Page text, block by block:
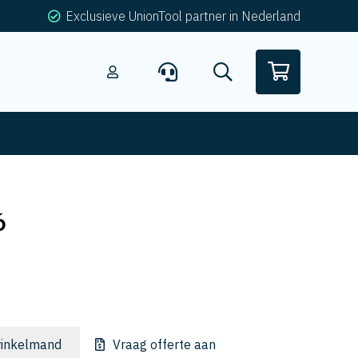
Exclusieve UnionTool partner in Nederland
Vraag offerte aan